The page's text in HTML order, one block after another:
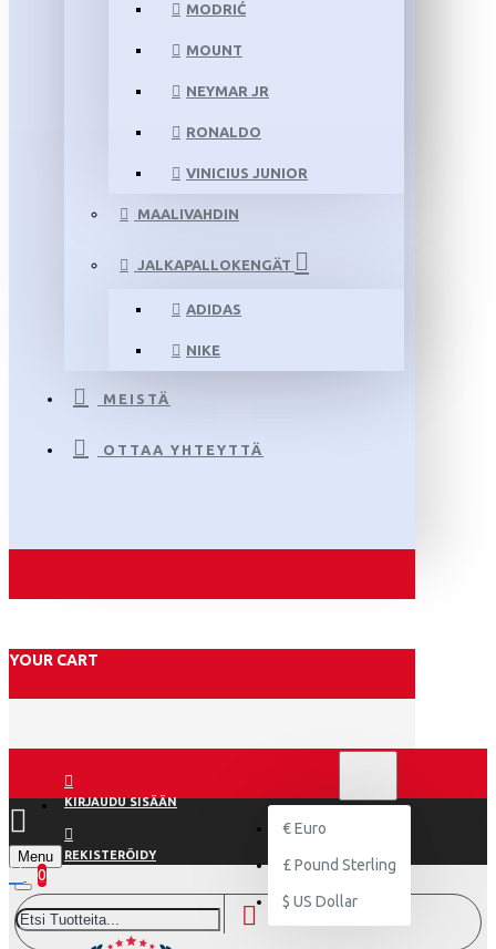
MODRIĆ
MOUNT
NEYMAR JR
RONALDO
VINICIUS JUNIOR
MAALIVAHDIN
JALKAPALLOKENGÄT
ADIDAS
NIKE
MEISTÄ
OTTAA YHTEYTTÄ
YOUR CART
KIRJAUDU SISÄÄN
REKISTERÖIDY
€ Euro
£ Pound Sterling
$ US Dollar
Menu
0